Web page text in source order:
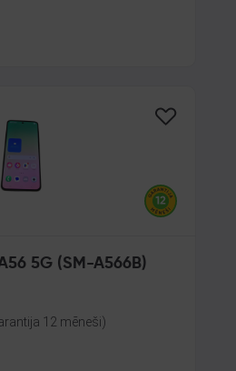
5G (SM-A566B)
12 mēneši)